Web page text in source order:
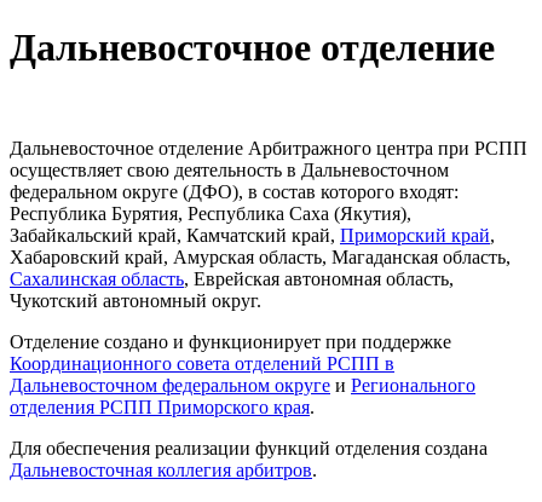
Дальневосточное отделение
Дальневосточное отделение Арбитражного центра при РСПП
осуществляет свою деятельность в Дальневосточном
федеральном округе (ДФО), в состав которого входят:
Республика Бурятия, Республика Саха (Якутия),
Забайкальский край, Камчатский край, Приморский край,
Хабаровский край, Амурская область, Магаданская область,
Сахалинская область, Еврейская автономная область,
Чукотский автономный округ.
Отделение создано и функционирует при поддержке
Координационного совета отделений РСПП в
Дальневосточном федеральном округе и Регионального
отделения РСПП Приморского края.
Для обеспечения реализации функций отделения создана
Дальневосточная коллегия арбитров.